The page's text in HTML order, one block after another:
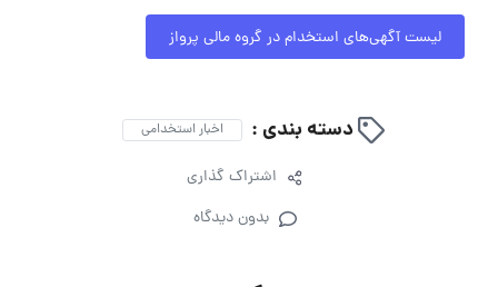
توجه:
گروه مالی پرواز در حال حاضر در ۵ موقعیت شغلی نیروی جدید
استخدام می‌کند. برای اینکه همواره از جدیدترین فرصت‌های استخدام